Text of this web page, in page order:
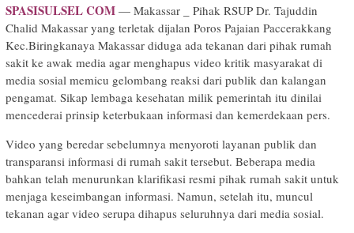
SPASISULSEL COM — Makassar _ Pihak RSUP Dr. Tajuddin
Chalid Makassar yang terletak dijalan Poros Pajaian Paccerakkang
Kec.Biringkanaya Makassar diduga ada tekanan dari pihak rumah
sakit ke awak media agar menghapus video kritik masyarakat di
media sosial memicu gelombang reaksi dari publik dan kalangan
pengamat. Sikap lembaga kesehatan milik pemerintah itu dinilai
mencederai prinsip keterbukaan informasi dan kemerdekaan pers.
Video yang beredar sebelumnya menyoroti layanan publik dan
transparansi informasi di rumah sakit tersebut. Beberapa media
bahkan telah menurunkan klarifikasi resmi pihak rumah sakit untuk
menjaga keseimbangan informasi. Namun, setelah itu, muncul
tekanan agar video serupa dihapus seluruhnya dari media sosial.